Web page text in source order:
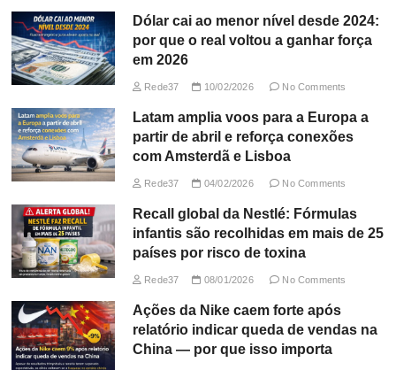
Dólar cai ao menor nível desde 2024:
por que o real voltou a ganhar força
em 2026
Rede37 10/02/2026 No Comments
Latam amplia voos para a Europa a
partir de abril e reforça conexões
com Amsterdã e Lisboa
Rede37 04/02/2026 No Comments
Recall global da Nestlé: Fórmulas
infantis são recolhidas em mais de 25
países por risco de toxina
Rede37 08/01/2026 No Comments
Ações da Nike caem forte após
relatório indicar queda de vendas na
China — por que isso importa